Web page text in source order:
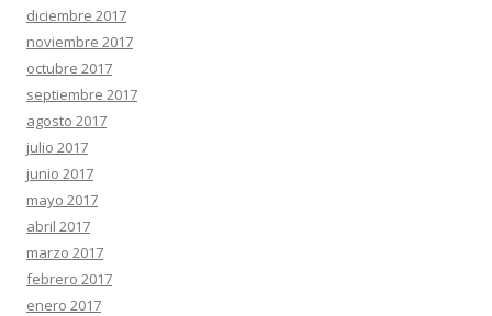
diciembre 2017
noviembre 2017
octubre 2017
septiembre 2017
agosto 2017
julio 2017
junio 2017
mayo 2017
abril 2017
marzo 2017
febrero 2017
enero 2017